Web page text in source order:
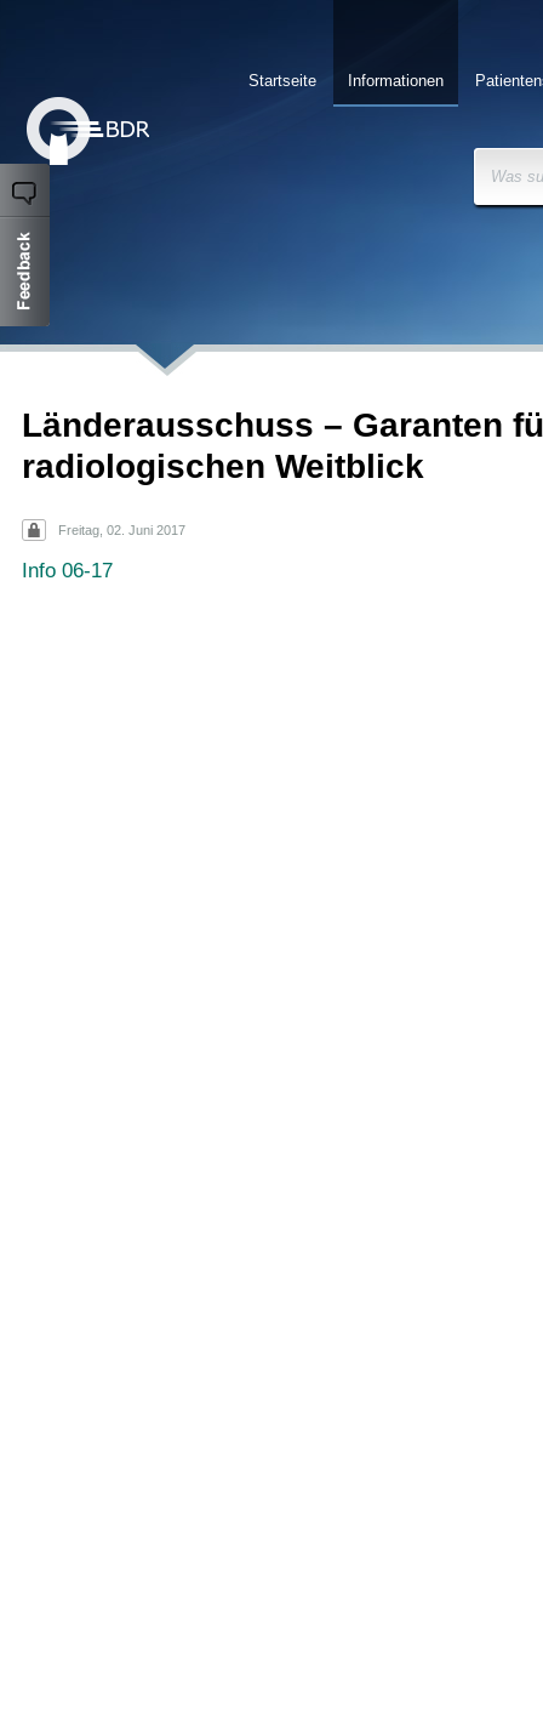
Informationen
Startseite
Was
Länderausschuss – Garanten
radiologischen Weitblick
Freitag, 02. Juni 2017
Info 06-17